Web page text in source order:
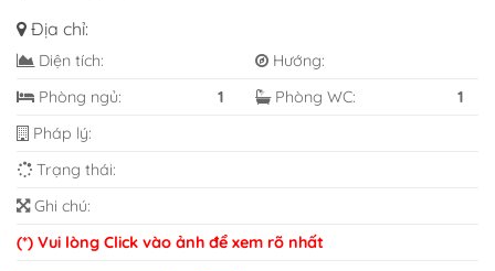
Địa chỉ:
Diện tích:
Hướng:
Phòng ngủ:
1 Phòng WC:
1
Pháp lý:
Trạng thái:
Ghi chú:
(*) Vui lòng Click vào ảnh để xem rõ nhất